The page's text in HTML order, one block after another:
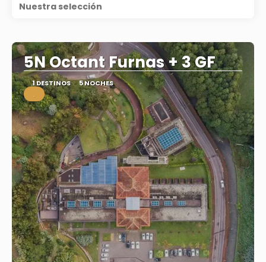
Nuestra selección
5N Octant Furnas + 3 GF
1 DESTINOS 5 NOCHES
.